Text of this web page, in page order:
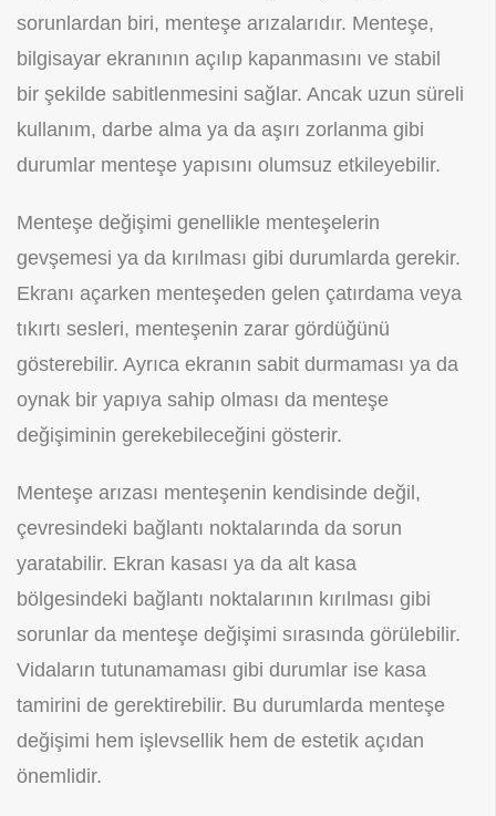
sorunlardan biri, menteşe arızalarıdır. Menteşe,
bilgisayar ekranının açılıp kapanmasını ve stabil
bir şekilde sabitlenmesini sağlar. Ancak uzun süreli
kullanım, darbe alma ya da aşırı zorlanma gibi
durumlar menteşe yapısını olumsuz etkileyebilir.
Menteşe değişimi genellikle menteşelerin
gevşemesi ya da kırılması gibi durumlarda gerekir.
Ekranı açarken menteşeden gelen çatırdama veya
tıkırtı sesleri, menteşenin zarar gördüğünü
gösterebilir. Ayrıca ekranın sabit durmaması ya da
oynak bir yapıya sahip olması da menteşe
değişiminin gerekebileceğini gösterir.
Menteşe arızası menteşenin kendisinde değil,
çevresindeki bağlantı noktalarında da sorun
yaratabilir. Ekran kasası ya da alt kasa
bölgesindeki bağlantı noktalarının kırılması gibi
sorunlar da menteşe değişimi sırasında görülebilir.
Vidaların tutunamaması gibi durumlar ise kasa
tamirini de gerektirebilir. Bu durumlarda menteşe
değişimi hem işlevsellik hem de estetik açıdan
önemlidir.